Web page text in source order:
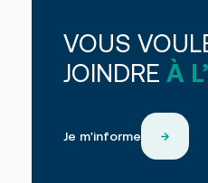
VOUS
JOINDRE À
Je m'informe